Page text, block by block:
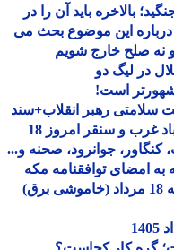
باید آن را در
این موضوع بحث می
صلح خارج شویم
لیگ دو
است!
رهبر انقلاب+سند
جدول قطعی برق کرمانشاه، اسلام آباد غرب و سنقر امروز 18
توافقنامه مکه